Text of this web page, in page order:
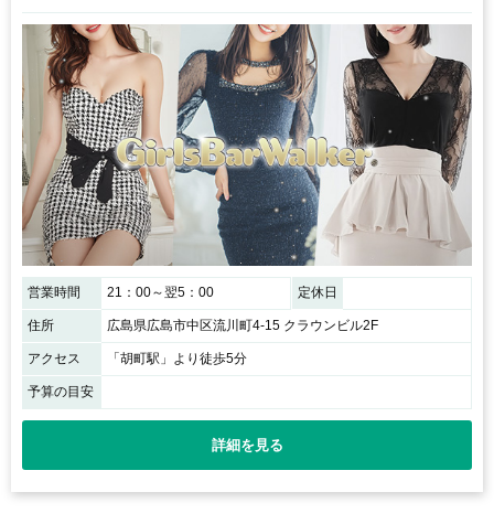
営業時間 21：00～翌5：00 定休日
住所 広島県広島市中区流川町4-15 クラウンビル2F
アクセス 「胡町駅」より徒歩5分
予算の目安
詳細を見る